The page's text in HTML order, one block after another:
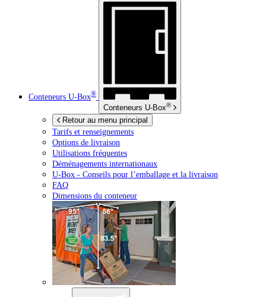
Conteneurs U-Box®
Conteneurs U-Box®
Retour au menu principal
Tarifs et renseignements
Options de livraison
Utilisations fréquentes
Déménagements internationaux
U-Box - Conseils pour l’emballage et la livraison
FAQ
Dimensions du conteneur